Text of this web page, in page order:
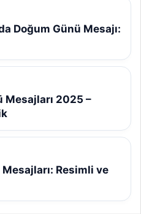
Doğum Günü Mesajı:
Mesajları 2025 –
Resimli ve